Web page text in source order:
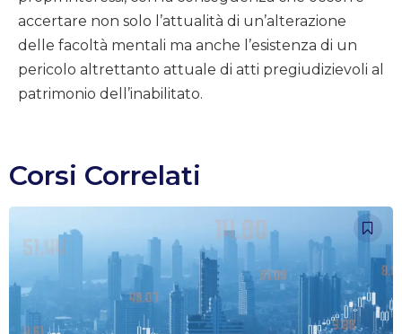
accertare non solo l’attualità di un’alterazione
delle facoltà mentali ma anche l’esistenza di un
pericolo altrettanto attuale di atti pregiudizievoli al
patrimonio dell’inabilitato.
Corsi Correlati